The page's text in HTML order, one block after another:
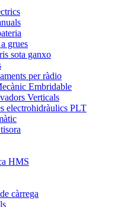
grues
sota ganxo
per ràdio
Embridable
Verticals
electrohidràulics PLT
HMS
càrrega